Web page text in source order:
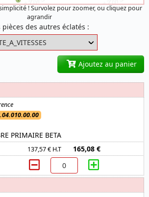
! Survolez pour zoomer, ou cliquez pour
agrandir
pièces des autres éclatés :
Ajoutez au panier
PRIMAIRE BETA
137,57 € H.T 165,08 €